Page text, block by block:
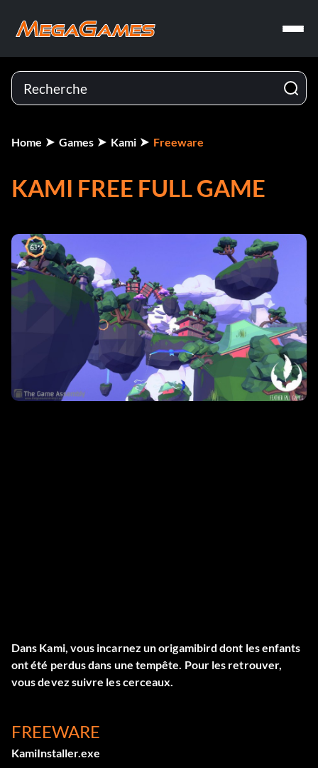
Home Games Kami Freeware
KAMI FREE FULL GAME
Dans Kami, vous incarnez un origamibird dont les enfants
ont été perdus dans une tempête. Pour les retrouver,
vous devez suivre les cerceaux.
FREEWARE
KamiInstaller.exe